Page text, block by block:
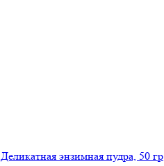
энзимная пудра, 50 гр